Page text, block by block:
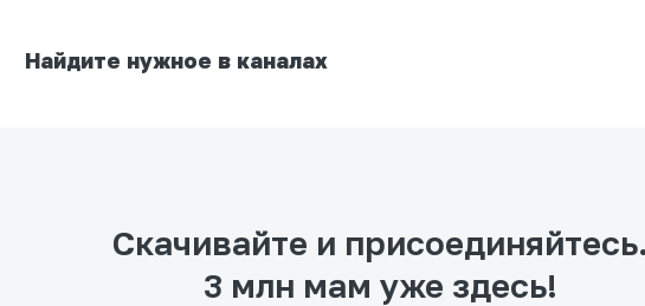
Найдите нужное в каналах
Скачивайте и присоединяйтесь.
3 млн мам уже здесь!